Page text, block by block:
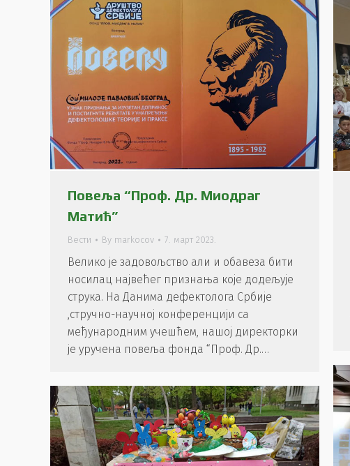
Повеља “Проф. Др. Миодраг
Матић”
Вести By markocov 7. март 2023.
Велико је задовољство али и обавеза бити
носилац највећег признања које додељује
струка. На Данима дефектолога Србије
,стручно-научној конференцији са
међународним учешћем, нашој директорки
је уручена повеља фонда “Проф. Др.…